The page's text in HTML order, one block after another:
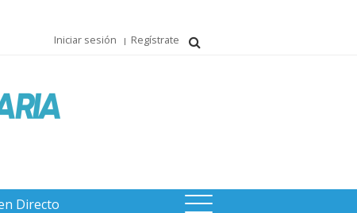
Iniciar sesión Regístrate
Directo